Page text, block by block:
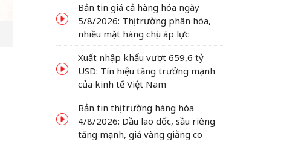
Bản tin giá cả hàng hóa ngày
5/8/2026: Thị trường phân hóa,
nhiều mặt hàng chịu áp lực
Xuất nhập khẩu vượt 659,6 tỷ
USD: Tín hiệu tăng trưởng mạnh
của kinh tế Việt Nam
Bản tin thị trường hàng hóa
4/8/2026: Dầu lao dốc, sầu riêng
tăng mạnh, giá vàng giằng co